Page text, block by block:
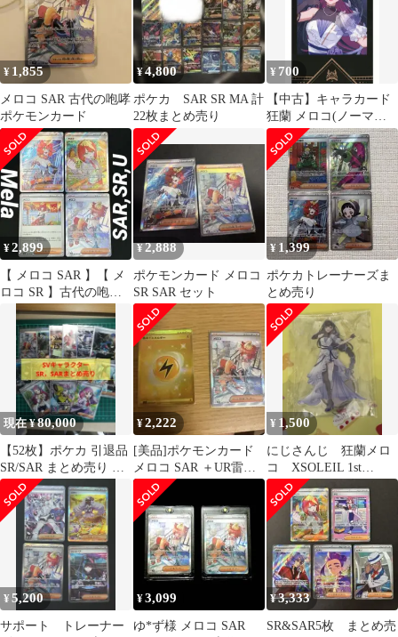
¥ 1,855
メロコ SAR 古代の咆哮
ポケモンカード
¥4,800
ポケカ SAR SR MA 計
22枚まとめ売り
¥ 700
【中古】キャラカード
狂蘭 メロコ(ノーマル)
「バーチャルYouTuber
にじさんじ NIJISANJI
EN ランダムチェキ風
カード」 XSOLEIL 1st
Anniversary
¥2,899
【 メロコ SAR 】【 メ
ロコ SR 】古代の咆哮
Mela スター団ほのお組
¥2,888
ポケモンカード メロコ
SR SAR セット
¥1,399
ポケカトレーナーズま
とめ売り
現在 ¥80,000
【52枚】ポケカ 引退品
SR/SAR まとめ売り ス
カバイ SV
¥2,222
[美品]ポケモンカード
メロコ SAR ＋UR雷エ
ネルギー ばら売り可
能
¥ 1,500
にじさんじ 狂蘭メロ
コ XSOLEIL 1st
Anniversary アクスタ
¥5,200
サポート トレーナー
¥3,099
ゆ*ず様 メロコ SAR
¥3,333
SR&SAR5枚 まとめ売